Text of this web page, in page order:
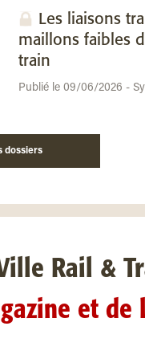
Les liaisons
maillons faibles
train
Publié le 09/06/2026 -
nos dossiers
Rail &
et